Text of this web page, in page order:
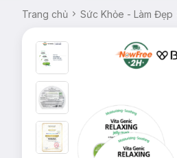
Trang chủ Sức Khỏe - Làm Đẹp